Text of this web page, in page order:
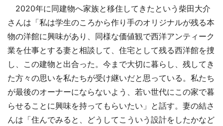
2020年に同建物へ家族と移住してきたという柴田大介
さんは「私は学生のころから作り手のオリジナルが残る本
物の洋館に興味があり、同様な価値観で西洋アンティーク
業を仕事とする妻と相談して、住宅として残る西洋館を捜
し、この建物と出合った。今まで大切に暮らし、残してき
た方々の思いを私たちが受け継いだと思っている。私たち
が最後のオーナーにならないよう、若い世代にこの家で暮
らせることに興味を持ってもらいたい」と話す。妻の結さ
んは「住んでみると、どうしてこういう設計をしたかなど